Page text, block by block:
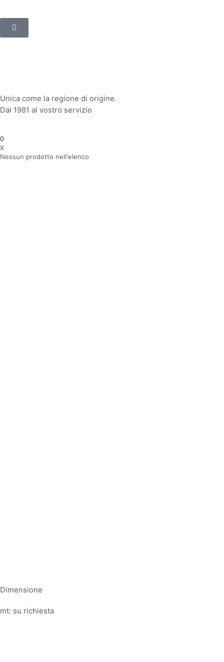
Unica come la regione di origine.
Dal 1981 al vostro servizio
0
X
Nessun prodotto nell'elenco
Dimensione
mt: su richiesta